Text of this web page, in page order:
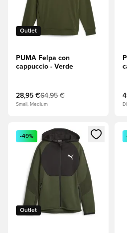
Outlet
PUMA Felpa con
cappuccio - Verde
28,95 €64,95 €
Small, Medium
Apre una finestra modale per
Outlet
-49%